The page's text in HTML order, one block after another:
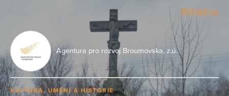
Přihlásit se
Agentura pro rozvoj Broumovska, z.ú.
KULTURA, UMĚNÍ A HISTORIE